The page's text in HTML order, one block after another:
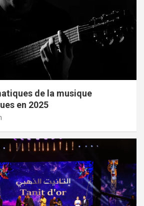
de la musique
en 2025